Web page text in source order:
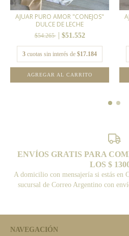
AJUAR PURO AMOR "CONEJOS"
DULCE DE LECHE
$54.265 $51.552
3 cuotas sin interés de $17.184
AGREGAR AL CARRITO
ENVÍOS GRATIS PARA
LOS $
A domicilio con mensajería si estás en
sucursal de Correo Argentino con
NAVEGACIÓN